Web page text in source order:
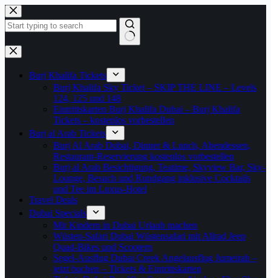
Zum
Inhalt
springen
Keine
Ergebnisse
Burj Khalifa Tickets
Burj Khalifa Sky Ticket – SKIP THE LINE – Levels
124, 125 und 148
Eintrittskarten Burj Khalifa Dubai – Burj Khalifa
Tickets – kostenlos vorbestellen
Burj al Arab Tickets
Burj Al Arab Dubai, Dinner & Lunch, Abendessen,
Restaurant-Reservierung kostenlos vorbestellen
Burj al Arab Besichtigung, Teatime, Skyview Bar, Sky-
Lounge, Besuch und Rundgang inklusive Cocktails
und Tee im Luxus-Hotel
Travel Deals
Dubai Specials
Mit Kindern in Dubai Urlaub machen
Wüsten-Safari Dubai Wüstensafari mit Allrad Jeep
Quad-Bikes und Scootern
Segel-Ausflug Dubai Creek Angelausflug Jumeirah –
jetzt buchen – Tickets & Eintrittskarten